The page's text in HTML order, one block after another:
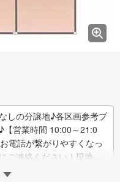
しの分譲地♪各区画参考プ
【営業時間 10:00～21:0
電話が繋がりやすくなっ
ご連絡ください！現地を
現地を見…